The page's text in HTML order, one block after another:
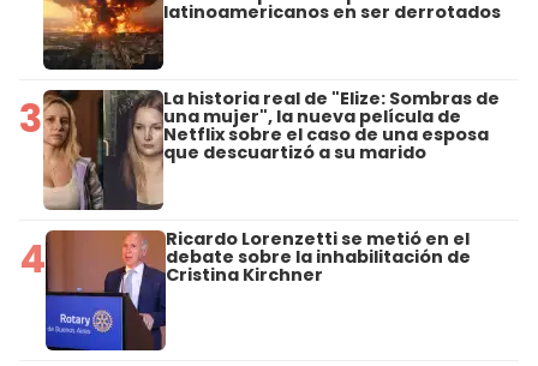
latinoamericanos en ser derrotados
3 La historia real de "Elize: Sombras de
una mujer", la nueva película de
Netflix sobre el caso de una esposa
que descuartizó a su marido
4 Ricardo Lorenzetti se metió en el
debate sobre la inhabilitación de
Cristina Kirchner